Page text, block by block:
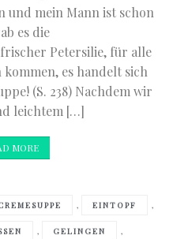
und mein Mann ist schon
es die
Petersilie, für alle
es handelt sich
(S. 238) Nachdem wir
leichtem […]
MORE
, EINTOPF ,
, GELINGEN ,